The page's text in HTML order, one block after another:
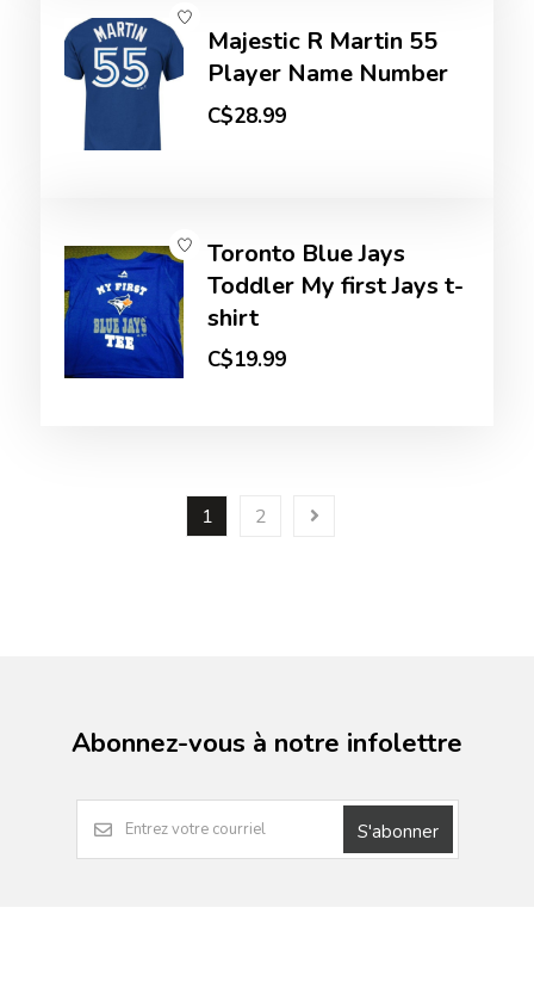
Majestic R Martin 55
Player Name Number
C$28.99
Toronto Blue Jays
Toddler My first Jays t-
shirt
C$19.99
1 2
Abonnez-vous à notre infolettre
S'abonner